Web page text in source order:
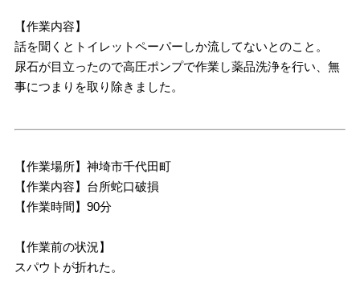
【作業内容】
話を聞くとトイレットペーパーしか流してないとのこと。
尿石が目立ったので高圧ポンプで作業し薬品洗浄を行い、無
事につまりを取り除きました。
【作業場所】神埼市千代田町
【作業内容】台所蛇口破損
【作業時間】90分
【作業前の状況】
スパウトが折れた。